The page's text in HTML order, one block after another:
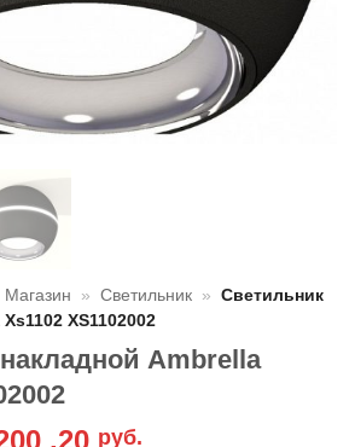
Магазин » Светильник »
Светильник
XS1102002
Ambrella
,20 руб.